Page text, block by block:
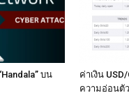
บน
ค่าเงิน
ความอ่อนตั